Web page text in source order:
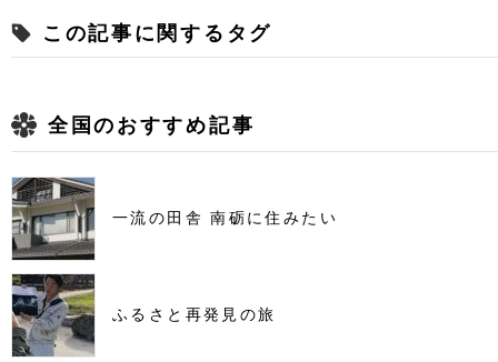
この記事に関するタグ
全国のおすすめ記事
一流の田舎 南砺に住みたい
ふるさと再発見の旅